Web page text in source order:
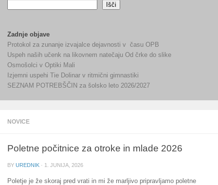
NOVICE
Poletne počitnice za otroke in mlade 2026
BY UREDNIK · 1. JUNIJA, 2026
Poletje je že skoraj pred vrati in mi že marljivo pripravljamo poletne
Išči
Zadnje objave
Protokol za zunanje izvajalce dejavnosti v času OPB
Uspeh naših učenk na likovnem natečaju Od črke do slike
Osmošolci v Optiki Mali
Izjemni uspehi Tie Dolinar v ritmični gimnastiki
SEZNAM POTREBŠČIN za šolsko leto 2026/2027